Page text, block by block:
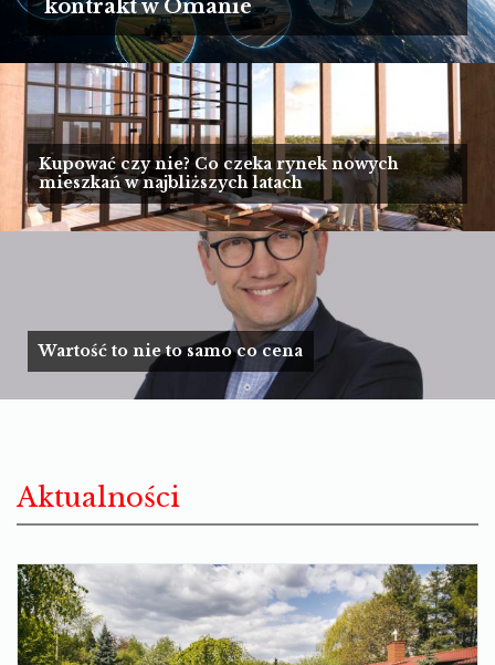
MOTORYZACJA
LIFESTYLE
KULTURA
kontrakt w Omanie
Kupować czy nie? Co czeka rynek nowych
mieszkań w najbliższych latach
Wartość to nie to samo co cena
Aktualności